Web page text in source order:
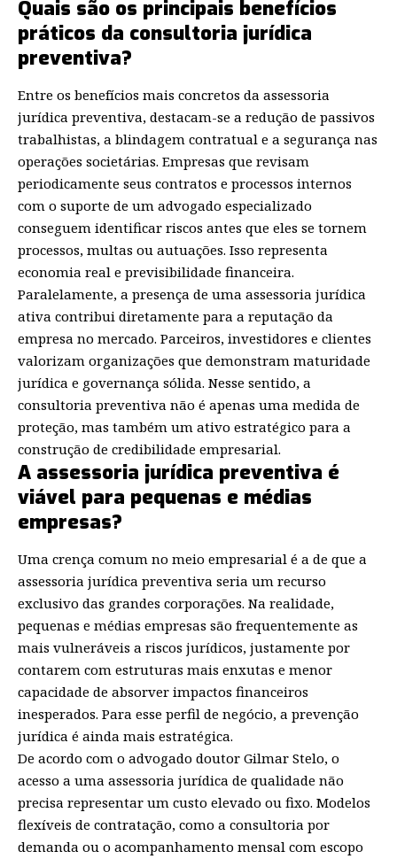
Quais são os principais benefícios
práticos da consultoria jurídica
preventiva?
Entre os benefícios mais concretos da assessoria
jurídica preventiva, destacam-se a redução de passivos
trabalhistas, a blindagem contratual e a segurança nas
operações societárias. Empresas que revisam
periodicamente seus contratos e processos internos
com o suporte de um advogado especializado
conseguem identificar riscos antes que eles se tornem
processos, multas ou autuações. Isso representa
economia real e previsibilidade financeira.
Paralelamente, a presença de uma assessoria jurídica
ativa contribui diretamente para a reputação da
empresa no mercado. Parceiros, investidores e clientes
valorizam organizações que demonstram maturidade
jurídica e governança sólida. Nesse sentido, a
consultoria preventiva não é apenas uma medida de
proteção, mas também um ativo estratégico para a
construção de credibilidade empresarial.
A assessoria jurídica preventiva é
viável para pequenas e médias
empresas?
Uma crença comum no meio empresarial é a de que a
assessoria jurídica preventiva seria um recurso
exclusivo das grandes corporações. Na realidade,
pequenas e médias empresas são frequentemente as
mais vulneráveis a riscos jurídicos, justamente por
contarem com estruturas mais enxutas e menor
capacidade de absorver impactos financeiros
inesperados. Para esse perfil de negócio, a prevenção
jurídica é ainda mais estratégica.
De acordo com o advogado doutor Gilmar Stelo, o
acesso a uma assessoria jurídica de qualidade não
precisa representar um custo elevado ou fixo. Modelos
flexíveis de contratação, como a consultoria por
demanda ou o acompanhamento mensal com escopo